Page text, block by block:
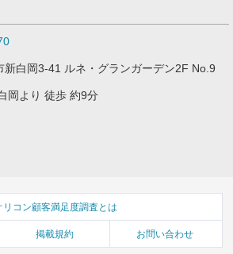
新白岡3-41 ルネ・グランガーデン2F No.9
岡より 徒歩 約9分
リコン顧客満足度調査とは
掲載規約 お問い合わせ